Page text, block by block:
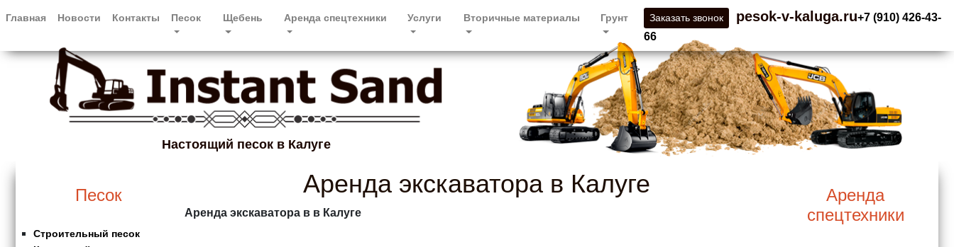
Настоящий песок в Калуге
Главная Новости Контакты Песок Щебень Аренда спецтехники Услуги Вторичные материалы Грунт Заказать звонок pesok-v-kaluga.ru+7 (910) 426-43-
66
Песок
Строительный песок
Аренда экскаватора в Калуге
Аренда экскаватора в в Калуге
Аренда
спецтехники